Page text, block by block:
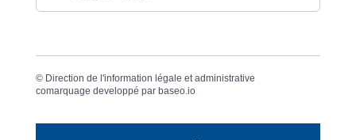
© Direction de l'information légale et administrative
comarquage developpé par baseo.io